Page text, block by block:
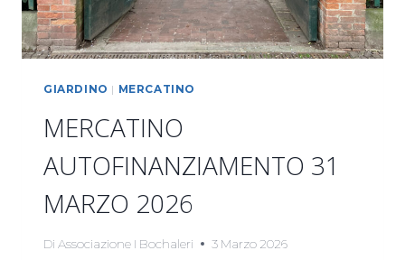
GIARDINO | MERCATINO
MERCATINO
AUTOFINANZIAMENTO 31
MARZO 2026
Di Associazione I Bochaleri 3 Marzo 2026